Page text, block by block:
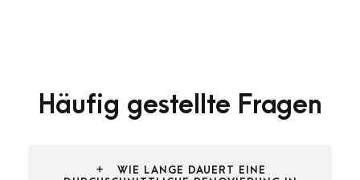
Häufig gestellte Fragen
WIE LANGE DAUERT EINE